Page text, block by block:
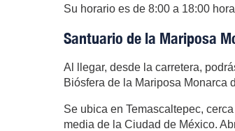
Su horario es de 8:00 a 18:00
Santuario de la Mariposa
Al llegar, desde la carretera,
Biósfera de la Mariposa Monarca
Se ubica en Temascaltepec,
media de la Ciudad de México.